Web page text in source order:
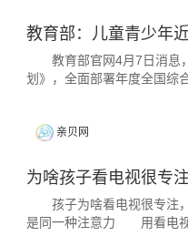
教育部：儿童青少年
教育部官网4月7日消息，
划》，全面部署年度全国综
亲贝网
为啥孩子看电视很专
孩子为啥看电视很专注，
是同一种注意力 用看电视